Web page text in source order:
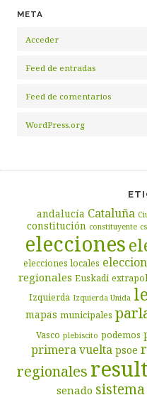
META
Acceder
Feed de entradas
Feed de comentarios
WordPress.org
andalucía Cataluña
constitución constituyente cs
elecciones
elecciones locales
regionales Euskadi
Izquierda Izquierda Unida
mapas municipales
Vasco plebiscito podemos
primera vuelta psoe
regionales
senado